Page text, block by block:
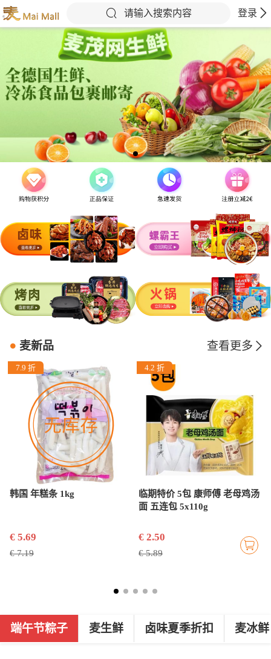
请输入搜索内容 登录
麦新品 查看更多
7.9 折
韩国 年糕条 1kg
€ 5.69
€ 7.19
4.2 折
临期特价 5包 康师傅 老母鸡汤
面 五连包 5x110g
€ 2.50
€ 5.89
端午节粽子 麦生鲜 卤味夏季折扣 麦冰鲜